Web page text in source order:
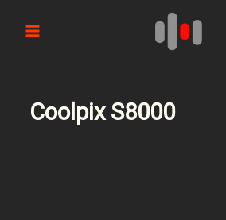
Coolpix S8000